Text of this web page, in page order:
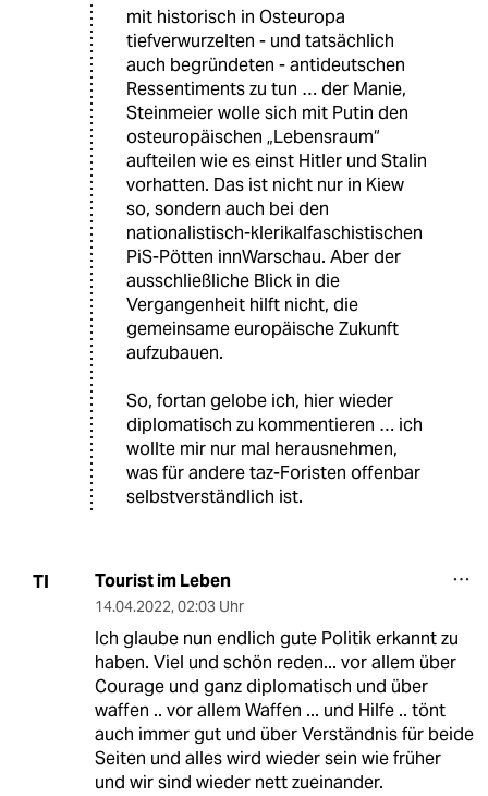
mit historisch in Osteuropa
tiefverwurzelten - und tatsächlich
auch begründeten - antideutschen
Ressentiments zu tun … der Manie,
Steinmeier wolle sich mit Putin den
osteuropäischen „Lebensraum“
aufteilen wie es einst Hitler und Stalin
vorhatten. Das ist nicht nur in Kiew
so, sondern auch bei den
nationalistisch-klerikalfaschistischen
PiS-Pötten innWarschau. Aber der
ausschließliche Blick in die
Vergangenheit hilft nicht, die
gemeinsame europäische Zukunft
aufzubauen.
So, fortan gelobe ich, hier wieder
diplomatisch zu kommentieren … ich
wollte mir nur mal herausnehmen,
was für andere taz-Foristen offenbar
selbstverständlich ist.
TI Tourist im Leben
14.04.2022, 02:03 Uhr
Ich glaube nun endlich gute Politik erkannt zu
haben. Viel und schön reden... vor allem über
Courage und ganz diplomatisch und über
waffen .. vor allem Waffen ... und Hilfe .. tönt
auch immer gut und über Verständnis für beide
Seiten und alles wird wieder sein wie früher
und wir sind wieder nett zueinander.